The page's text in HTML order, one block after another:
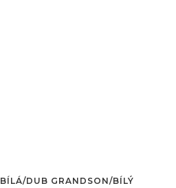
DUB GRANDSON/BÍLÝ